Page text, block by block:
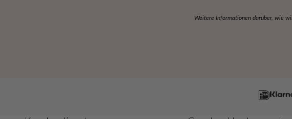
Weitere Informationen darüber, wie